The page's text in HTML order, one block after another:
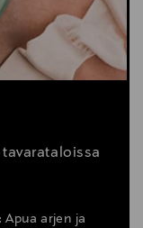
arjen ja